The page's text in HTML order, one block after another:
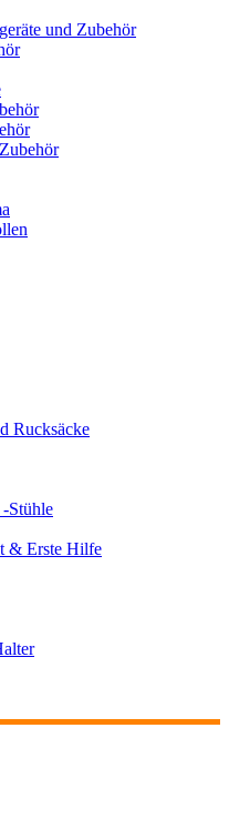
und Zubehör
Rucksäcke
Stühle
& Erste Hilfe